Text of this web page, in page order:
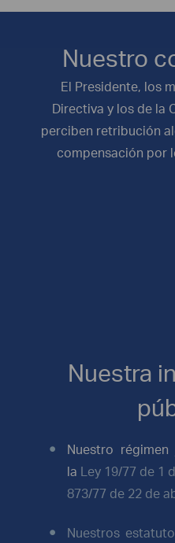
Nuestro
El Presidente, los
Directiva y los de la
perciben retribución
compensación por
Nuestra
Nuestro
la Ley 19/77 de 1
873/77 de 22 de
Nuestros